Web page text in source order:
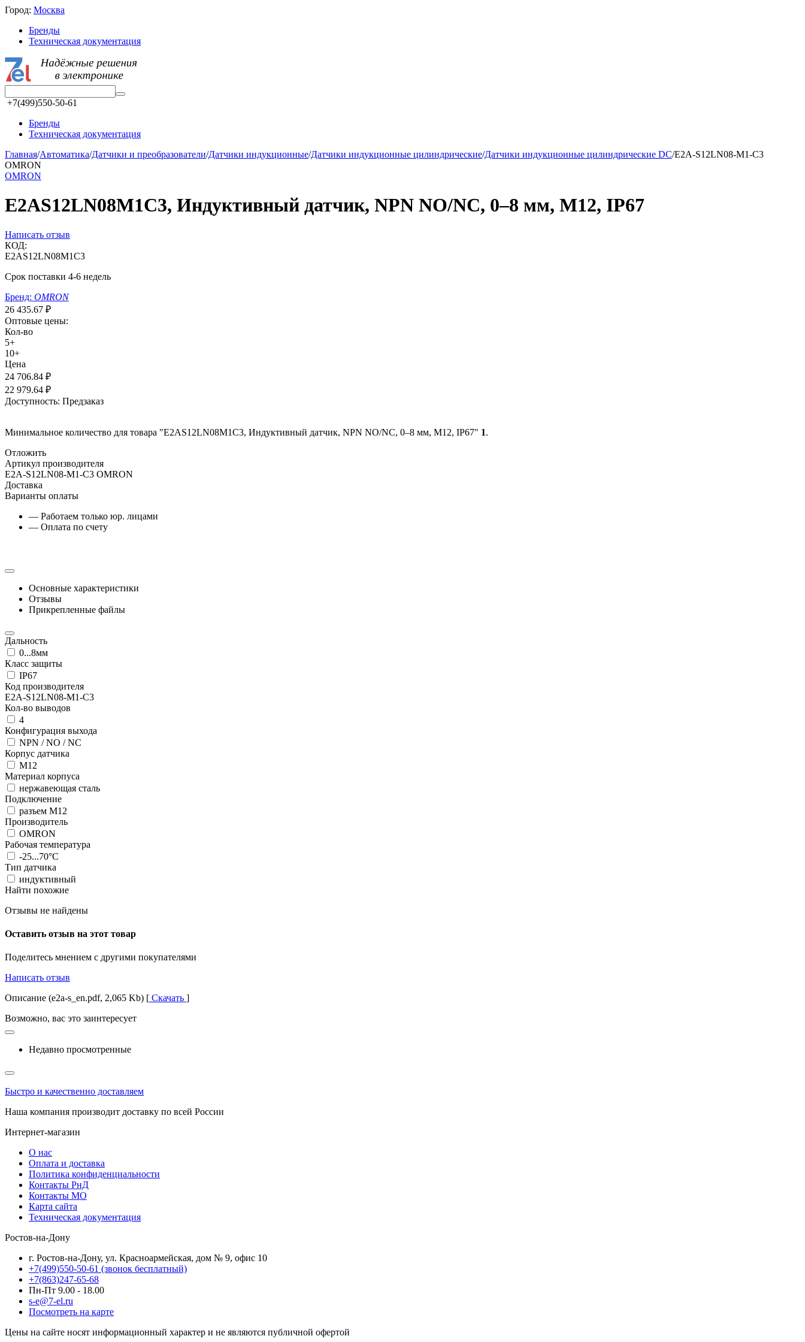
Город: Москва
Бренды
Техническая документация
+7(499)550-50-61
Бренды
Техническая документация
Главная/Автоматика/Датчики и преобразователи/Датчики индукционные/Датчики индукционные цилиндрические/Датчики индукционные цилиндрические DC/E2A-S12LN08-M1-C3
OMRON
OMRON
E2AS12LN08M1C3, Индуктивный датчик, NPN NO/NC, 0–8 мм, М12, IP67
Написать отзыв
КОД:
E2AS12LN08M1C3
Срок поставки 4-6 недель
Бренд: OMRON
26 435.67 ₽
Оптовые цены:
Кол-во
5+
10+
Цена
24 706.84 ₽
22 979.64 ₽
Доступность: Предзаказ
Минимальное количество для товара "E2AS12LN08M1C3, Индуктивный датчик, NPN NO/NC, 0–8 мм, М12, IP67" 1.
Отложить
Артикул производителя
E2A-S12LN08-M1-C3 OMRON
Доставка
Варианты оплаты
— Работаем только юр. лицами
— Оплата по счету
Основные характеристики
Отзывы
Прикрепленные файлы
Дальность
0...8мм
Класс защиты
IP67
Код производителя
E2A-S12LN08-M1-C3
Кол-во выводов
4
Конфигурация выхода
NPN / NO / NC
Корпус датчика
М12
Материал корпуса
нержавеющая сталь
Подключение
разъем М12
Производитель
OMRON
Рабочая температура
-25...70°C
Тип датчика
индуктивный
Найти похожие
Отзывы не найдены
Оставить отзыв на этот товар
Поделитесь мнением с другими покупателями
Написать отзыв
Описание (e2a-s_en.pdf, 2,065 Kb) [ Скачать ]
Возможно, вас это заинтересует
Недавно просмотренные
Быстро и качественно доставляем
Наша компания производит доставку по всей России
Интернет-магазин
О нас
Оплата и доставка
Политика конфиденциальности
Контакты РнД
Контакты МО
Карта сайта
Техническая документация
Ростов-на-Дону
г. Ростов-на-Дону, ул. Красноармейская, дом № 9, офис 10
+7(499)550-50-61 (звонок бесплатный)
+7(863)247-65-68
Пн-Пт 9.00 - 18.00
s-e@7-el.ru
Посмотреть на карте
Цены на сайте носят информационный характер и не являются публичной офертой